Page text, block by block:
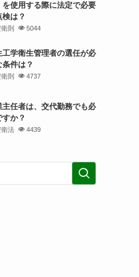
を使用する際に法定で必要
検は？
衛則 5044
工学衛生管理者の選任が必
条件は？
衛則 4737
主任者は、交代勤務でも必
すか？
衛法 4439